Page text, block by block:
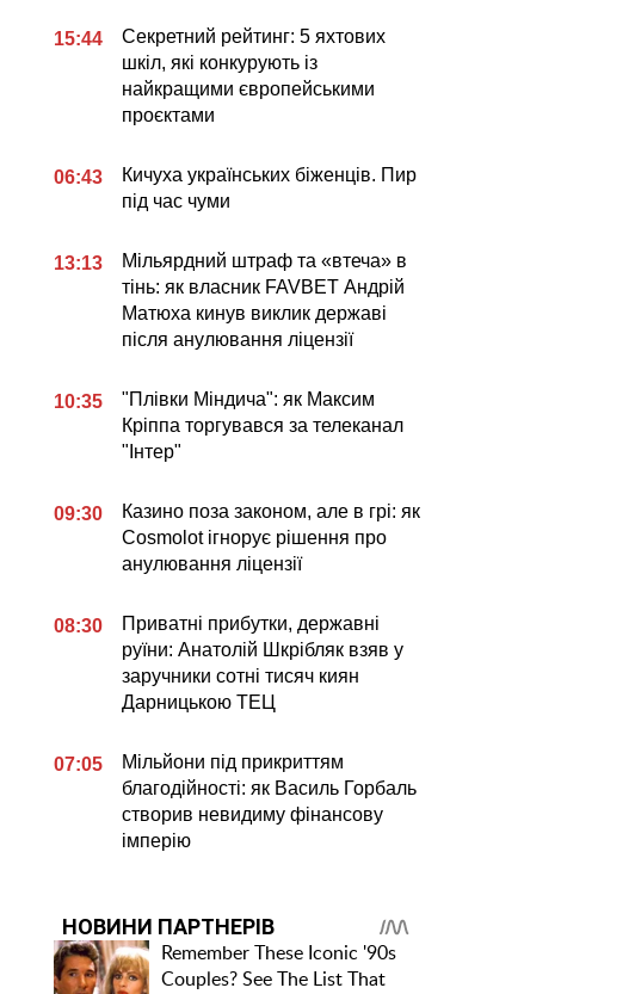
15:44
Секретний рейтинг: 5 яхтових
шкіл, які конкурують із
найкращими європейськими
проєктами
06:43
Кичуха українських біженців. Пир
під час чуми
13:13
Мільярдний штраф та «втеча» в
тінь: як власник FAVBET Андрій
Матюха кинув виклик державі
після анулювання ліцензії
10:35
"Плівки Міндича": як Максим
Кріппа торгувався за телеканал
"Інтер"
09:30
Казино поза законом, але в грі: як
Cosmolot ігнорує рішення про
анулювання ліцензії
08:30
Приватні прибутки, державні
руїни: Анатолій Шкрібляк взяв у
заручники сотні тисяч киян
Дарницькою ТЕЦ
07:05
Мільйони під прикриттям
благодійності: як Василь Горбаль
створив невидиму фінансову
імперію